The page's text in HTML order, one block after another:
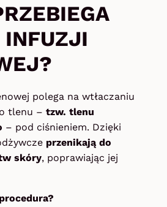
INFUZJI
polega na wtłaczaniu
tlenu – tzw. tlenu
– pod ciśnieniem. Dzięki
przenikają do
skóry, poprawiając jej